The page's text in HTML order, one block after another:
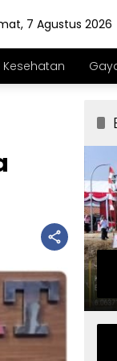
7 Agustus 2026
Kesehatan